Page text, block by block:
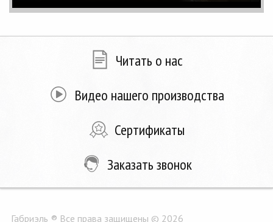
Читать о нас
Видео нашего производства
Сертификаты
Заказать звонок
Габриэль ® Все права защищены © 2026